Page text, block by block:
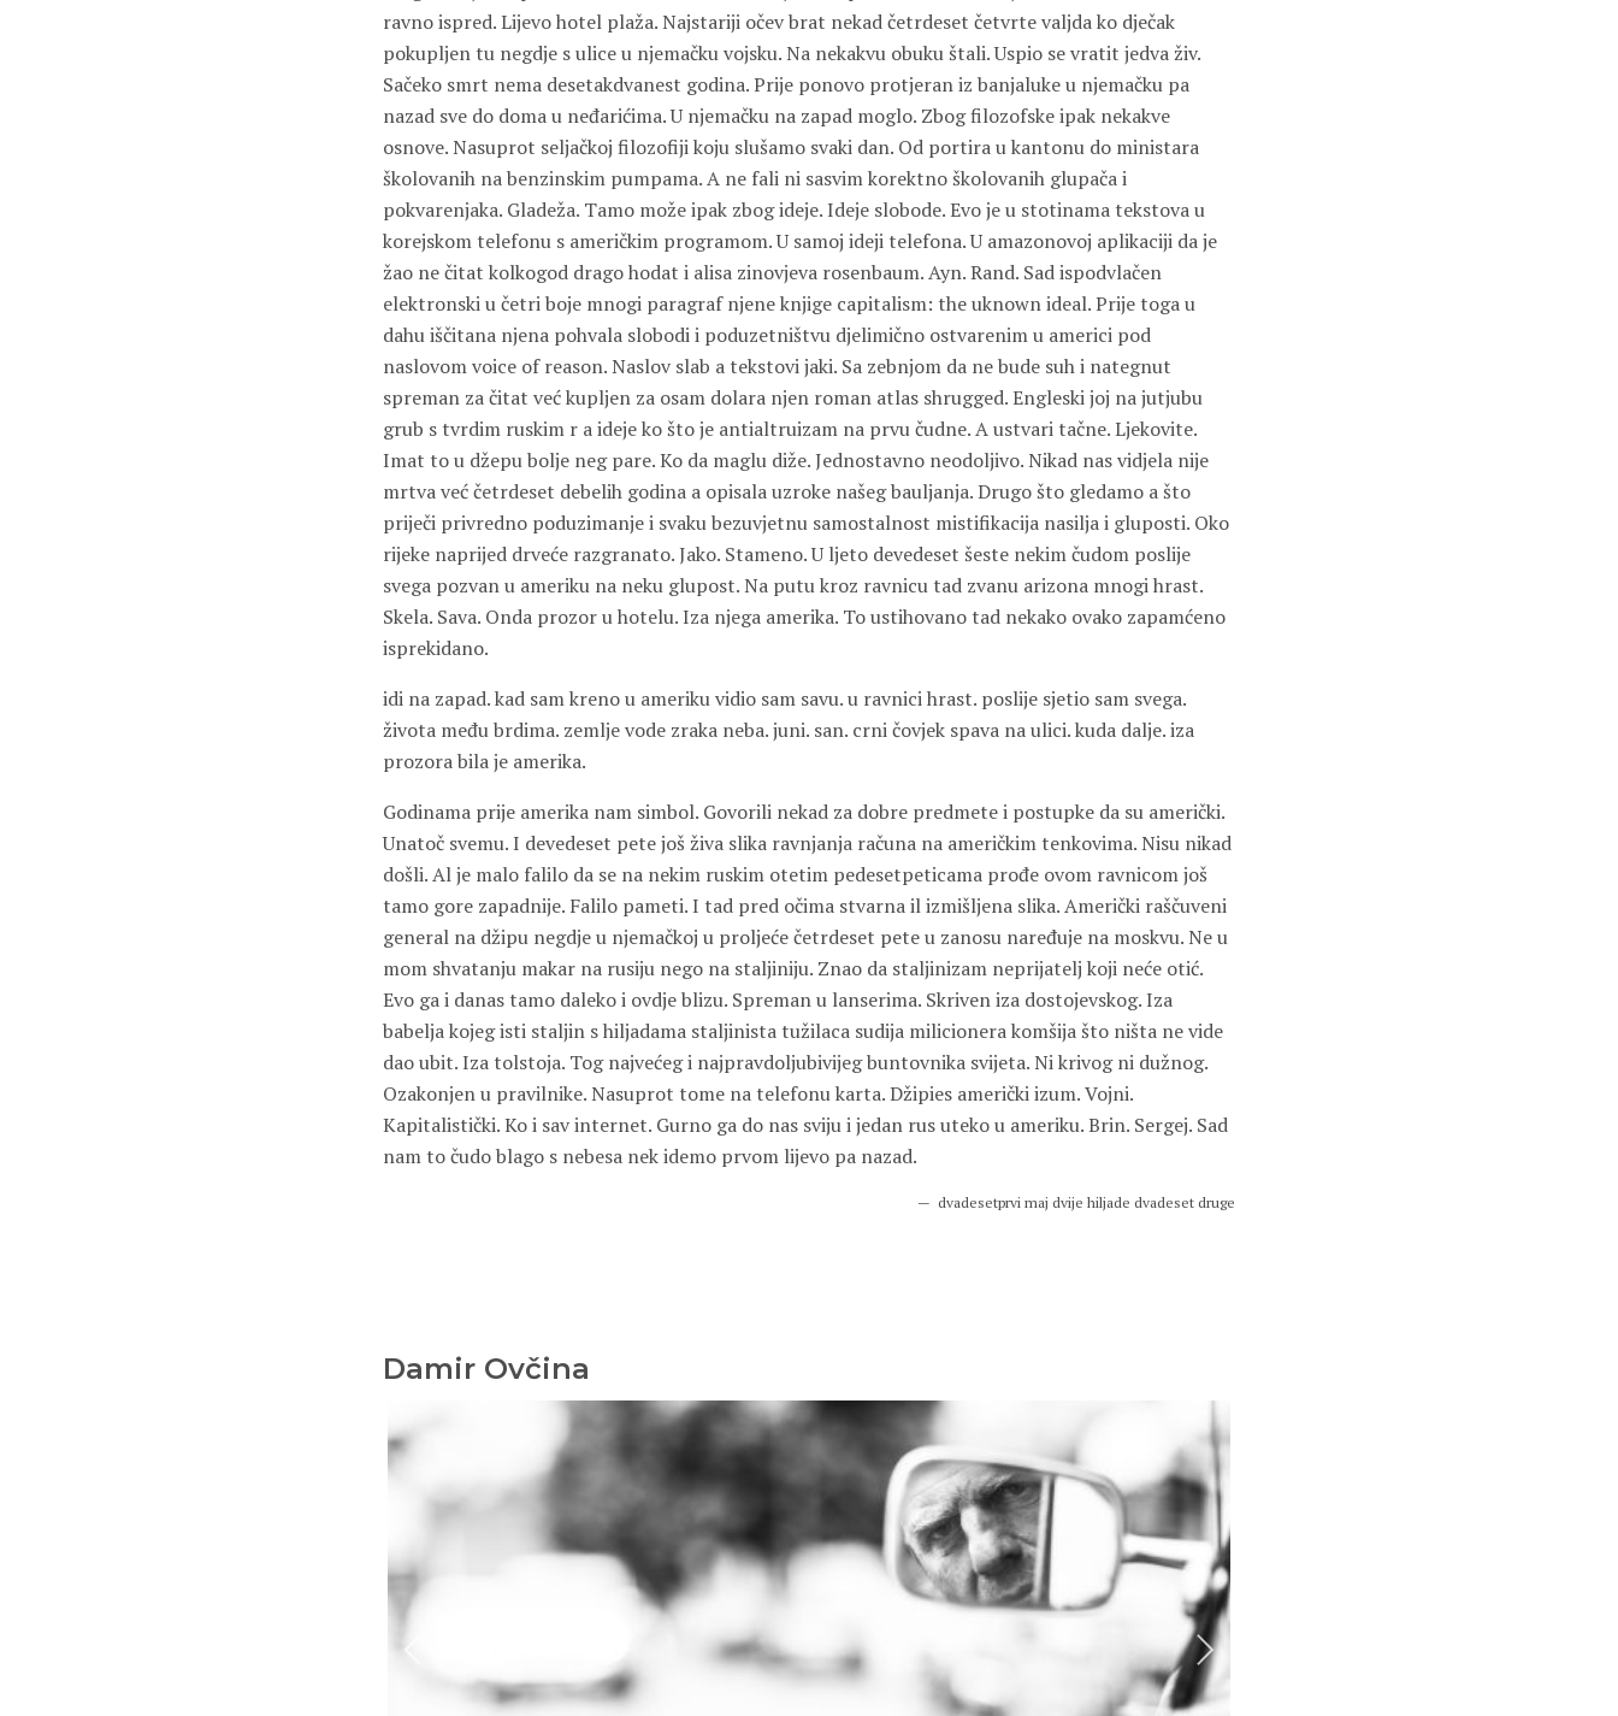
ravno ispred. Lijevo hotel plaža. Najstariji očev brat nekad četrdeset četvrte valjda ko dječak
pokupljen tu negdje s ulice u njemačku vojsku. Na nekakvu obuku štali. Uspio se vratit jedva živ.
Sačeko smrt nema desetakdvanest godina. Prije ponovo protjeran iz banjaluke u njemačku pa
nazad sve do doma u neđarićima. U njemačku na zapad moglo. Zbog filozofske ipak nekakve
osnove. Nasuprot seljačkoj filozofiji koju slušamo svaki dan. Od portira u kantonu do ministara
školovanih na benzinskim pumpama. A ne fali ni sasvim korektno školovanih glupača i
pokvarenjaka. Gladeža. Tamo može ipak zbog ideje. Ideje slobode. Evo je u stotinama tekstova u
korejskom telefonu s američkim programom. U samoj ideji telefona. U amazonovoj aplikaciji da je
žao ne čitat kolkogod drago hodat i alisa zinovjeva rosenbaum. Ayn. Rand. Sad ispodvlačen
elektronski u četri boje mnogi paragraf njene knjige capitalism: the uknown ideal. Prije toga u
dahu iščitana njena pohvala slobodi i poduzetništvu djelimično ostvarenim u americi pod
naslovom voice of reason. Naslov slab a tekstovi jaki. Sa zebnjom da ne bude suh i nategnut
spreman za čitat već kupljen za osam dolara njen roman atlas shrugged. Engleski joj na jutjubu
grub s tvrdim ruskim r a ideje ko što je antialtruizam na prvu čudne. A ustvari tačne. Ljekovite.
Imat to u džepu bolje neg pare. Ko da maglu diže. Jednostavno neodoljivo. Nikad nas vidjela nije
mrtva već četrdeset debelih godina a opisala uzroke našeg bauljanja. Drugo što gledamo a što
priječi privredno poduzimanje i svaku bezuvjetnu samostalnost mistifikacija nasilja i gluposti. Oko
rijeke naprijed drveće razgranato. Jako. Stameno. U ljeto devedeset šeste nekim čudom poslije
svega pozvan u ameriku na neku glupost. Na putu kroz ravnicu tad zvanu arizona mnogi hrast.
Skela. Sava. Onda prozor u hotelu. Iza njega amerika. To ustihovano tad nekako ovako zapamćeno
isprekidano.
idi na zapad. kad sam kreno u ameriku vidio sam savu. u ravnici hrast. poslije sjetio sam svega.
života među brdima. zemlje vode zraka neba. juni. san. crni čovjek spava na ulici. kuda dalje. iza
prozora bila je amerika.
Godinama prije amerika nam simbol. Govorili nekad za dobre predmete i postupke da su američki.
Unatoč svemu. I devedeset pete još živa slika ravnjanja računa na američkim tenkovima. Nisu nikad
došli. Al je malo falilo da se na nekim ruskim otetim pedesetpeticama prođe ovom ravnicom još
tamo gore zapadnije. Falilo pameti. I tad pred očima stvarna il izmišljena slika. Američki raščuveni
general na džipu negdje u njemačkoj u proljeće četrdeset pete u zanosu naređuje na moskvu. Ne u
mom shvatanju makar na rusiju nego na staljiniju. Znao da staljinizam neprijatelj koji neće otić.
Evo ga i danas tamo daleko i ovdje blizu. Spreman u lanserima. Skriven iza dostojevskog. Iza
babelja kojeg isti staljin s hiljadama staljinista tužilaca sudija milicionera komšija što ništa ne vide
dao ubit. Iza tolstoja. Tog najvećeg i najpravdoljubivijeg buntovnika svijeta. Ni krivog ni dužnog.
Ozakonjen u pravilnike. Nasuprot tome na telefonu karta. Džipies američki izum. Vojni.
Kapitalistički. Ko i sav internet. Gurno ga do nas sviju i jedan rus uteko u ameriku. Brin. Sergej. Sad
nam to čudo blago s nebesa nek idemo prvom lijevo pa nazad.
dvadesetprvi maj dvije hiljade dvadeset druge
Damir Ovčina